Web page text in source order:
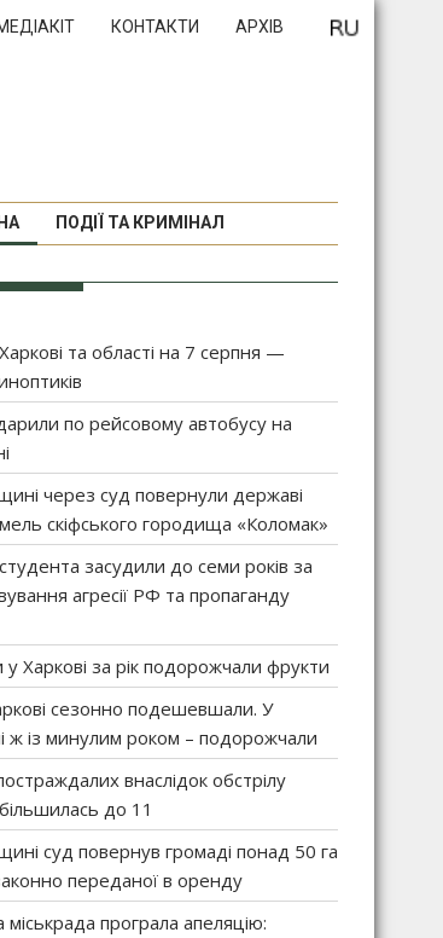
КОНТАКТИ АРХІВ
ПОДІЇ ТА КРИМІНАЛ
та області на 7 серпня —
по рейсовому автобусу на
через суд повернули державі
скіфського городища «Коломак»
засудили до семи років за
агресії РФ та пропаганду
у Харкові за рік подорожчали фрукти
сезонно подешевшали. У
ж із минулим роком – подорожчали
внаслідок обстрілу
до 11
суд повернув громаді понад 50 га
переданої в оренду
міськрада програла апеляцію: